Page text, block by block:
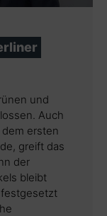
und
Auch
ersten
greift das
der
bleibt